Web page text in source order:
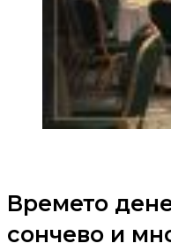
Времето
сончево и